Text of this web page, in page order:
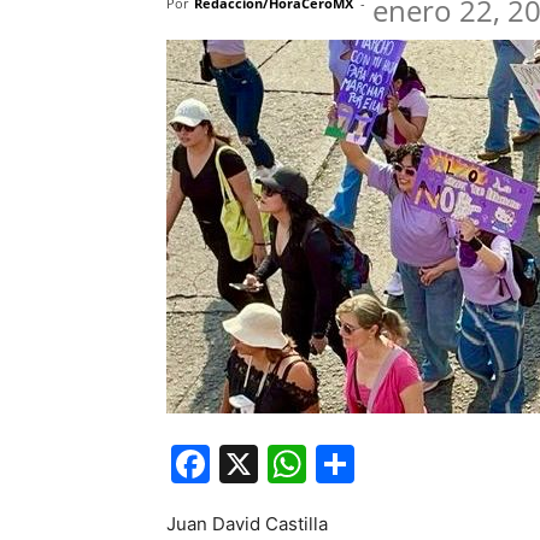
enero 22,
Facebook
X WhatsApp
Juan David Castilla